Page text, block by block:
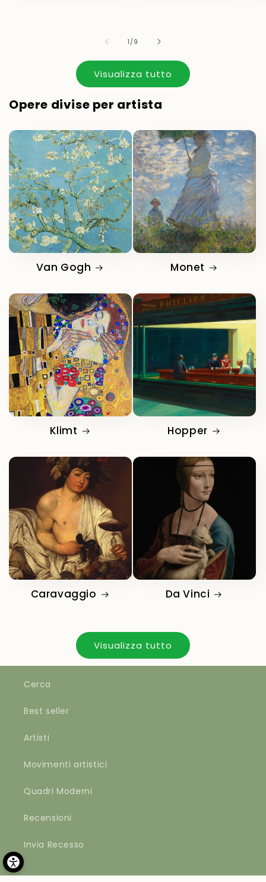
1 /su
9
Visualizza tutto
Opere divise per artista
Van Gogh Monet
Klimt Hopper
Caravaggio Da Vinci
Visualizza tutto
Cerca
Best seller
Artisti
Movimenti artistici
Quadri Moderni
Recensioni
Invia Recesso